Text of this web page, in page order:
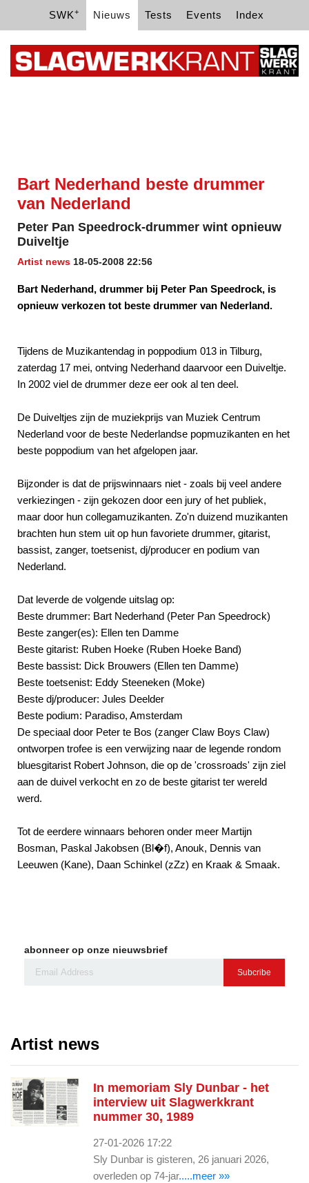
SWK+ Nieuws Tests Events Index
Bart Nederhand beste drummer
van Nederland
Peter Pan Speedrock-drummer wint opnieuw
Duiveltje
Artist news 18-05-2008 22:56
Bart Nederhand, drummer bij Peter Pan Speedrock, is
opnieuw verkozen tot beste drummer van Nederland.
Tijdens de Muzikantendag in poppodium 013 in Tilburg,
zaterdag 17 mei, ontving Nederhand daarvoor een Duiveltje.
In 2002 viel de drummer deze eer ook al ten deel.
De Duiveltjes zijn de muziekprijs van Muziek Centrum
Nederland voor de beste Nederlandse popmuzikanten en het
beste poppodium van het afgelopen jaar.
Bijzonder is dat de prijswinnaars niet - zoals bij veel andere
verkiezingen - zijn gekozen door een jury of het publiek,
maar door hun collegamuzikanten. Zo'n duizend muzikanten
brachten hun stem uit op hun favoriete drummer, gitarist,
bassist, zanger, toetsenist, dj/producer en podium van
Nederland.
Dat leverde de volgende uitslag op:
Beste drummer: Bart Nederhand (Peter Pan Speedrock)
Beste zanger(es): Ellen ten Damme
Beste gitarist: Ruben Hoeke (Ruben Hoeke Band)
Beste bassist: Dick Brouwers (Ellen ten Damme)
Beste toetsenist: Eddy Steeneken (Moke)
Beste dj/producer: Jules Deelder
Beste podium: Paradiso, Amsterdam
De speciaal door Peter te Bos (zanger Claw Boys Claw)
ontworpen trofee is een verwijzing naar de legende rondom
bluesgitarist Robert Johnson, die op de 'crossroads' zijn ziel
aan de duivel verkocht en zo de beste gitarist ter wereld
werd.
Tot de eerdere winnaars behoren onder meer Martijn
Bosman, Paskal Jakobsen (Bl�f), Anouk, Dennis van
Leeuwen (Kane), Daan Schinkel (zZz) en Kraak & Smaak.
abonneer op onze nieuwsbrief
Subcribe
Artist news
In memoriam Sly Dunbar - het
interview uit Slagwerkkrant
nummer 30, 1989
27-01-2026 17:22
Sly Dunbar is gisteren, 26 januari 2026,
overleden op 74-jar.....meer »»